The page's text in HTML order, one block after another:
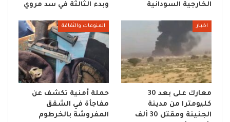
الخارجية السودانية
وبدء الثالثة في سد مروي
اخبار
معارك على بعد 30
كليومترا من مدينة
الجنينة ومقتل 30 ألف
المنوعات والثقافة
حملة أمنية تكشف عن
مفاجأة في الشقق
المفروشة بالخرطوم